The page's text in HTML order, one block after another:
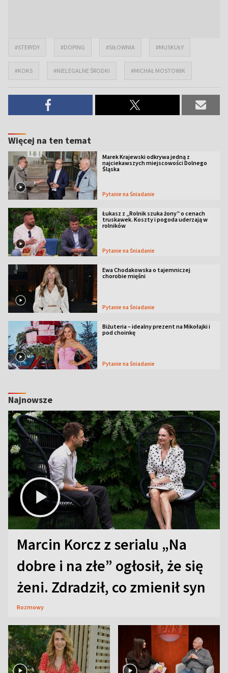
#STERYDY #DOPING #SIŁOWNIA #MUSKUŁY
#KOKS #NIELEGALNE ŚRODKI #MICHAŁ MOSTOWIK
Więcej na ten temat
Marek Krajewski odkrywa jedną z
najciekawszych miejscowości Dolnego
Śląska
Pytanie na Śniadanie
Łukasz z „Rolnik szuka żony” o cenach
truskawek. Koszty i pogoda uderzają w
rolników
Pytanie na Śniadanie
Ewa Chodakowska o tajemniczej
chorobie mięśni
Pytanie na Śniadanie
Biżuteria – idealny prezent na Mikołajki i
pod choinkę
Pytanie na Śniadanie
Najnowsze
Marcin Korcz z serialu „Na
dobre i na złe” ogłosił, że się
żeni. Zdradził, co zmienił syn
Rozmowy